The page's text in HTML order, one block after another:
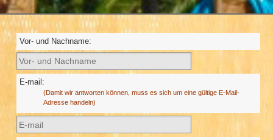
Vor- und Nachname:
E-mail:
(Damit wir antworten können, muss es sich um eine gültige E-Mail-
Adresse handeln)